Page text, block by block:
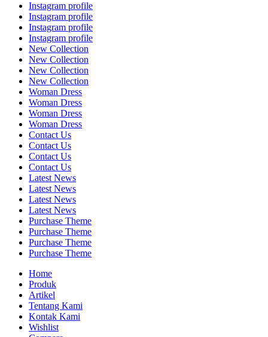
Instagram profile
Instagram profile
Instagram profile
Instagram profile
New Collection
New Collection
New Collection
New Collection
Woman Dress
Woman Dress
Woman Dress
Woman Dress
Contact Us
Contact Us
Contact Us
Contact Us
Latest News
Latest News
Latest News
Latest News
Purchase Theme
Purchase Theme
Purchase Theme
Purchase Theme
Home
Produk
Artikel
Tentang Kami
Kontak Kami
Wishlist